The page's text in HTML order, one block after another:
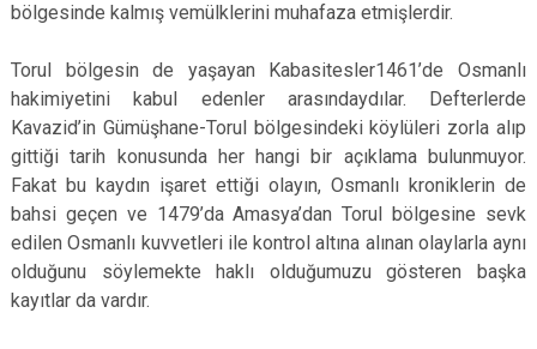
bölgesinde kalmış vemülklerini muhafaza etmişlerdir.
Torul bölgesin de yaşayan Kabasitesler1461’de Osmanlı
hakimiyetini kabul edenler arasındaydılar. Defterlerde
Kavazid’in Gümüşhane-Torul bölgesindeki köylüleri zorla alıp
gittiği tarih konusunda her hangi bir açıklama bulunmuyor.
Fakat bu kaydın işaret ettiği olayın, Osmanlı kroniklerin de
bahsi geçen ve 1479’da Amasya’dan Torul bölgesine sevk
edilen Osmanlı kuvvetleri ile kontrol altına alınan olaylarla aynı
olduğunu söylemekte haklı olduğumuzu gösteren başka
kayıtlar da vardır.